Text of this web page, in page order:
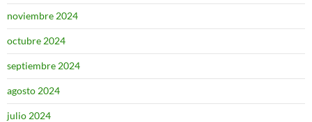
noviembre 2024
octubre 2024
septiembre 2024
agosto 2024
julio 2024